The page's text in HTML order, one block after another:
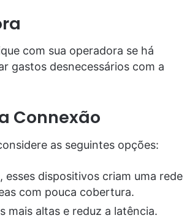
com sua operadora se há
gastos desnecessários com a
Connexão
as seguintes opções:
esses dispositivos criam uma rede
com pouca cobertura.
mais altas e reduz a latência.